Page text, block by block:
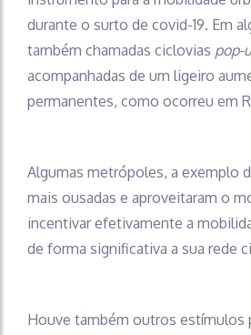
durante o surto de covid-19. Em
também chamadas ciclovias pop-
acompanhadas de um ligeiro
permanentes, como ocorreu em
Algumas metrópoles, a exemplo
mais ousadas e aproveitaram o
incentivar efetivamente a
de forma significativa a sua rede
Houve também outros estímulos